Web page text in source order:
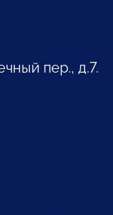
пер., д.7.